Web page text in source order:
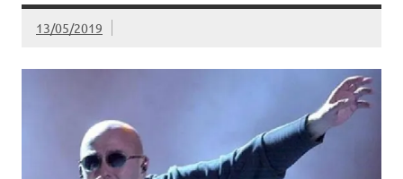
13/05/2019